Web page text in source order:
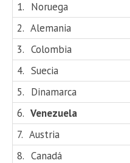
1. Noruega
2. Alemania
3. Colombia
4. Suecia
5. Dinamarca
6. Venezuela
7. Austria
8. Canadá